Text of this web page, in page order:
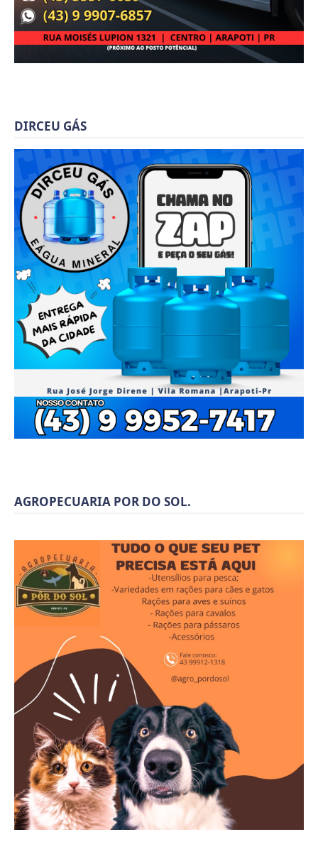
DIRCEU GÁS
AGROPECUARIA POR DO SOL.